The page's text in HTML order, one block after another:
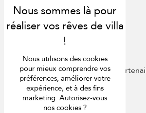
FAQ
Presse
Lister votre villa
Programme de fidélité
Devenir un agent de voyage
Autres destinations
Nous utilisons des cookies
pour mieux comprendre vos
préférences, améliorer votre
expérience, et à des fins
marketing. Autorisez-vous
nos cookies ?